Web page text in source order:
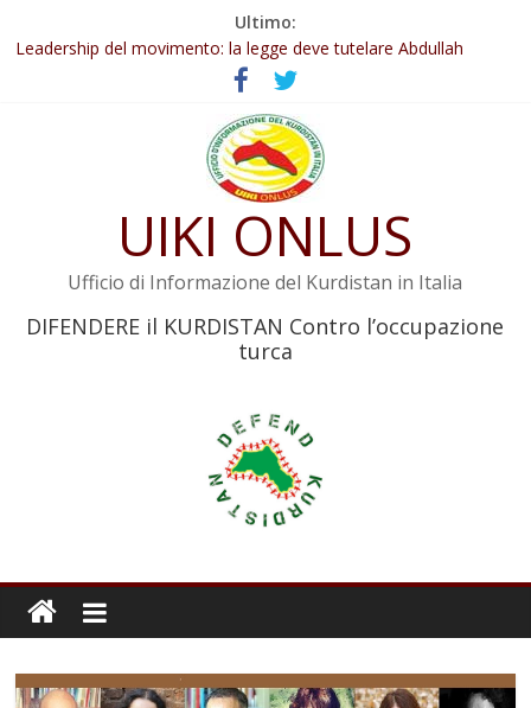
Ultimo:
Leadership del movimento: la legge deve tutelare Abdullah
Commissione donne del KNK: Şengal è di nuovo sotto minaccia
Non tenere conto della situazione di Rêber Apo ostacolerebbe
Il KNK chiede un’azione internazionale contro i crimini di guerra
Abdullah Öcalan: Le legge negativa deve essere trasformata in
UIKI ONLUS
Ufficio di Informazione del Kurdistan in Italia
DIFENDERE il KURDISTAN Contro l’occupazione
turca